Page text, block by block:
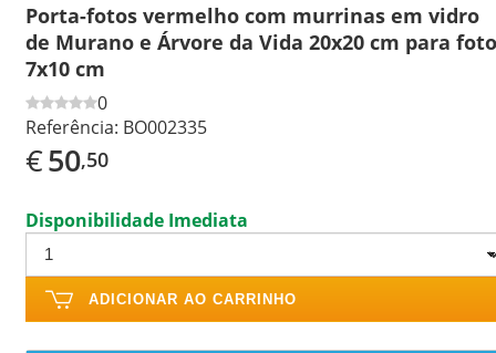
Porta-fotos vermelho com murrinas em vidro
de Murano e Árvore da Vida 20x20 cm para foto
7x10 cm
0
Referência: BO002335
€50,50
Disponibilidade Imediata
ADICIONAR AO CARRINHO